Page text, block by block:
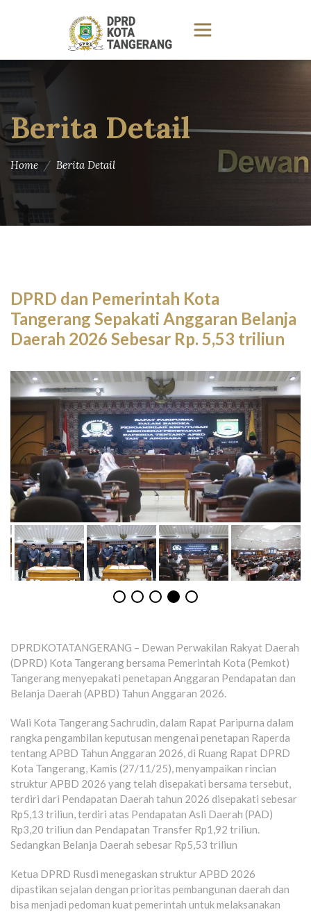
Berita Detail
Home Berita Detail
DPRD dan Pemerintah Kota
Tangerang Sepakati Anggaran Belanja
Daerah 2026 Sebesar Rp. 5,53 triliun
DPRDKOTATANGERANG – Dewan Perwakilan Rakyat Daerah
(DPRD) Kota Tangerang bersama Pemerintah Kota (Pemkot)
Tangerang menyepakati penetapan Anggaran Pendapatan dan
Belanja Daerah (APBD) Tahun Anggaran 2026.
Wali Kota Tangerang Sachrudin, dalam Rapat Paripurna dalam
rangka pengambilan keputusan mengenai penetapan Raperda
tentang APBD Tahun Anggaran 2026, di Ruang Rapat DPRD
Kota Tangerang, Kamis (27/11/25), menyampaikan rincian
struktur APBD 2026 yang telah disepakati bersama tersebut,
terdiri dari Pendapatan Daerah tahun 2026 disepakati sebesar
Rp5,13 triliun, terdiri atas Pendapatan Asli Daerah (PAD)
Rp3,20 triliun dan Pendapatan Transfer Rp1,92 triliun.
Sedangkan Belanja Daerah sebesar Rp5,53 triliun
Ketua DPRD Rusdi menegaskan struktur APBD 2026
dipastikan sejalan dengan prioritas pembangunan daerah dan
bisa menjadi pedoman kuat pemerintah untuk melaksanakan